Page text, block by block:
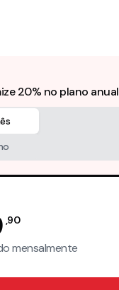
20% no plano anual
,90
mensalmente